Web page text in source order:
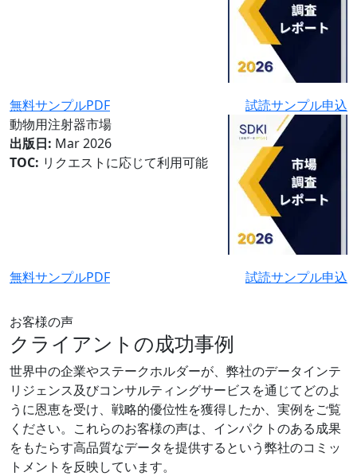
無料サンプルPDF
試読サンプル申込
動物用注射器市場
出版日: Mar 2026
TOC: リクエストに応じて利用可能
無料サンプルPDF 試読サンプル申込
お客様の声
クライアントの成功事例
世界中の企業やステークホルダーが、弊社のデータインテ
リジェンス及びコンサルティングサービスを通じてどのよ
うに恩恵を受け、戦略的優位性を獲得したか、実例をご覧
ください。これらのお客様の声は、インパクトのある成果
をもたらす高品質なデータを提供するという弊社のコミッ
トメントを反映しています。